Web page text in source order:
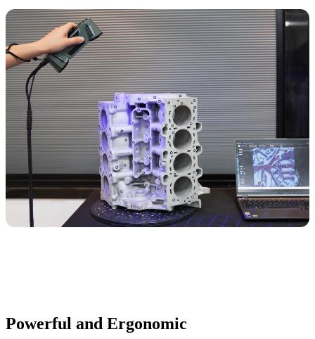
Powerful and Ergonomic